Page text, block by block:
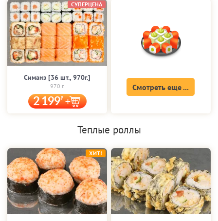
Симанэ [36 шт., 970г.]
970 г.
2 199
СУПЕРЦЕНА
Смотреть еще ...
Теплые роллы
ХИТ!